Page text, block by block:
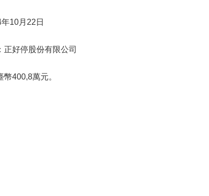
10月22日
好停股份有限公司
400,8萬元。